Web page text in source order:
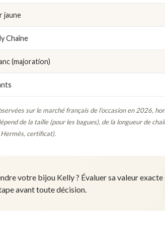
jaune
Chaîne
(majoration)
sur le marché français de l’occasion en 2026,
de la taille (pour les bagues), de la longueur de
certificat).
votre bijou Kelly ? Évaluer sa valeur exacte
avant toute décision.